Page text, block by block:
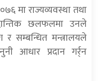
मा राज्यव्यवस्था तथा
छलफलमा उनले
र सम्बन्धित मन्त्रालयले
आधार प्रदान गर्र्न